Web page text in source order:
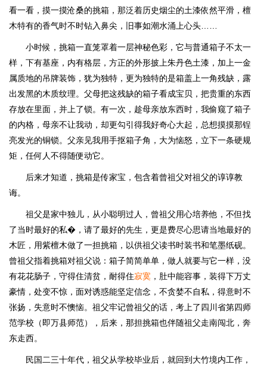
看一看，摸一摸沧桑的挑箱，那泛着历史烟尘的土漆依然平滑，檀
木特有的香气时不时钻入鼻尖，旧事如潮水涌上心头……
小时候，挑箱一直笼罩着一层神秘色彩，它与普通箱子不太一
样，下有基座，内有格层，方正的外形披上朱丹色土漆，加上一金
属质地的吊牌装饰，犹为独特，更为独特的是箱盖上一角残缺，露
出发黑的木质纹理。父母把这残缺的箱子看成宝贝，把贵重的东西
存放在里面，并上了锁。有一次，趁母亲放东西时，我偷窥了箱子
的内格，母亲不让我动，却更勾引得我好奇心大起，总想摸摸那锃
亮发光的铜锁。父亲见我用手抠箱子角，大为恼怒，立下一条硬规
矩，任何人不得随便动它。
后来才知道，挑箱是传家宝，包含着曾祖父对祖父的谆谆教
诲。
祖父是家中独儿，从小聪明过人，曾祖父用心培养他，不但找
了当时最好的私�，请了最好的先生，更是费尽心思请当地最好的
木匠，用紫檀木做了一担挑箱，以供祖父读书时装书和笔墨纸砚。
曾祖父指着挑箱对祖父说：箱子简简单单，做人就要与它一样，没
有花花肠子，守得住清贫，耐得住寂寞 ，肚中能容事，装得下万丈
豪情，处变不惊，面对诱惑能坚定信念，不贪婪不自私，得意时不
张扬，失意时不懊恼。祖父牢记曾祖父的话，考上了四川省第四师
范学校（即万县师范），后来，那担挑箱也伴随祖父走南闯北，奔
东走西。
民国二三十年代，祖父从学校毕业后，就回到大竹境内工作，